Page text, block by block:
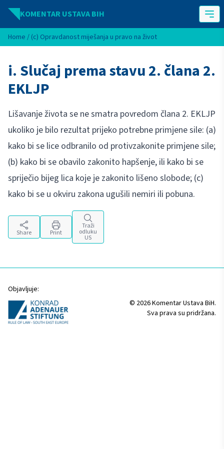
Idi na sadržaj
KOMENTAR USTAVA BIH
Home / (c) Opravdanost miješanja u pravo na život
i. Slučaj prema stavu 2. člana 2.
EKLJP
Lišavanje života se ne smatra povredom člana 2. EKLJP
ukoliko je bilo rezultat prijeko potrebne primjene sile: (a)
kako bi se lice odbranilo od protivzakonite primjene sile;
(b) kako bi se obavilo zakonito hapšenje, ili kako bi se
spriječio bijeg lica koje je zakonito lišeno slobode; (c)
kako bi se u okviru zakona ugušili nemiri ili pobuna.
Share Print
Traži
odluku
US
Objavljuje:
© 2026 Komentar Ustava BiH.
Sva prava su pridržana.